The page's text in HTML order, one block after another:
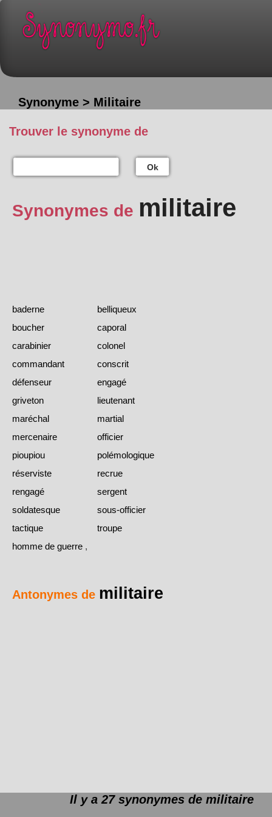
Synonyme > Militaire
Trouver le synonyme de
Ok
Synonymes de militaire
baderne
belliqueux
boucher
caporal
carabinier
colonel
commandant
conscrit
défenseur
engagé
griveton
lieutenant
maréchal
martial
mercenaire
officier
pioupiou
polémologique
réserviste
recrue
rengagé
sergent
soldatesque
sous-officier
tactique
troupe
homme de guerre ,
Antonymes de militaire
Il y a 27 synonymes de militaire